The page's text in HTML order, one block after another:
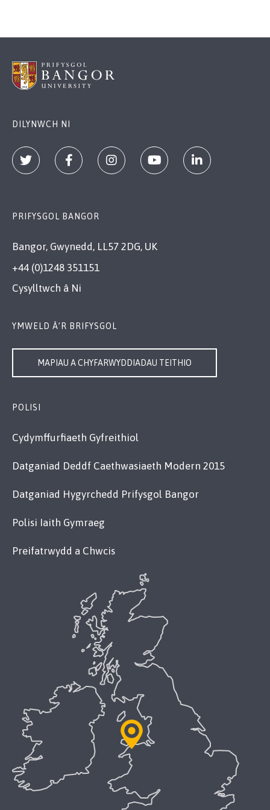
DILYNWCH NI
PRIFYSGOL BANGOR
Bangor, Gwynedd, LL57 2DG, UK
+44 (0)1248 351151
Cysylltwch â Ni
YMWELD Â’R BRIFYSGOL
MAPIAU A CHYFARWYDDIADAU TEITHIO
POLISI
Cydymffurfiaeth Gyfreithiol
Datganiad Deddf Caethwasiaeth Modern 2015
Datganiad Hygyrchedd Prifysgol Bangor
Polisi Iaith Gymraeg
Preifatrwydd a Chwcis